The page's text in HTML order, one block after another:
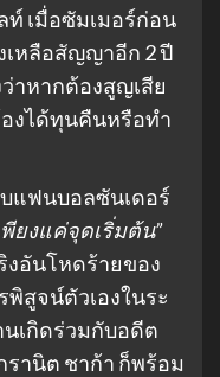
ท์ เมื่อซัมเมอร์ก่อน
เหลือสัญญาอีก 2 ปี
าหากต้องสูญเสีย
งได้ทุนคืนหรือทำ
แฟนบอลซันเดอร์
พียงแค่จุดเริ่มต้น”
อันโหดร้ายของ
สูจน์ตัวเองในระ
เกิดร่วมกับอดีต
รานิต ชาก้า ก็พร้อม